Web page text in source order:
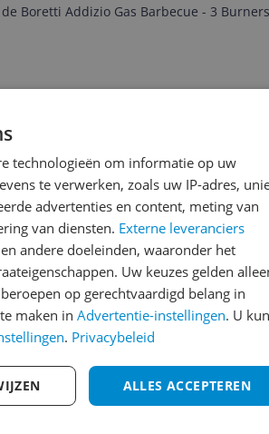
Boretti Addizio Gas Barbecue - 3
de 3 gasbranders heb je een
De BBQ is snel op temperatuur
gelijkmatig. Ik mis een set
verplaatsen.
technologieën om informatie op uw
te verwerken, zoals uw IP-adres,
advertenties en content, meting van
van diensten. Externe leveranciers
andere doeleinden, waaronder het
Uw keuzes gelden
op gerechtvaardigd belang in
maken in Advertentie-instellingen. U
. Privacybeleid
ALLES ACCEPTEREN